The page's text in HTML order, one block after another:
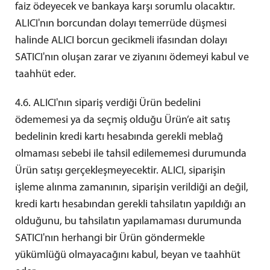
faiz ödeyecek ve bankaya karşı sorumlu olacaktır.
ALICI'nın borcundan dolayı temerrüde düşmesi
halinde ALICI borcun gecikmeli ifasından dolayı
SATICI'nın oluşan zarar ve ziyanını ödemeyi kabul ve
taahhüt eder.
4.6. ALICI'nın sipariş verdiği Ürün bedelini
ödememesi ya da seçmiş olduğu Ürün’e ait satış
bedelinin kredi kartı hesabında gerekli meblağ
olmaması sebebi ile tahsil edilememesi durumunda
Ürün satışı gerçekleşmeyecektir. ALICI, siparişin
işleme alınma zamanının, siparişin verildiği an değil,
kredi kartı hesabından gerekli tahsilatın yapıldığı an
olduğunu, bu tahsilatın yapılamaması durumunda
SATICI'nın herhangi bir Ürün göndermekle
yükümlüğü olmayacağını kabul, beyan ve taahhüt